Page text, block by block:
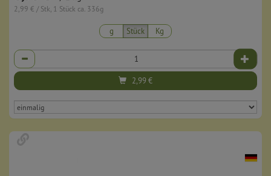
2,99 € / Stk, 1 Stück ca. 336g
g Stück Kg
Anzahl
2,99€